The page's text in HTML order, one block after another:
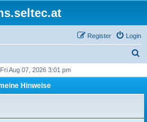
Login
Register
r
Aug 07, 2026 3:01 pm
Hinweise